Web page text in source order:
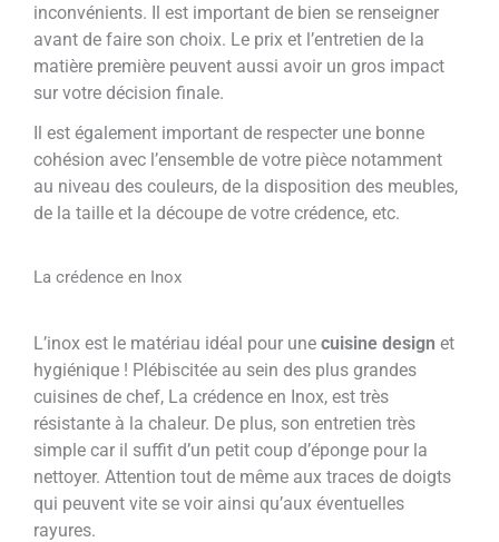
inconvénients. Il est important de bien se renseigner
avant de faire son choix. Le prix et l’entretien de la
matière première peuvent aussi avoir un gros impact
sur votre décision finale.
Il est également important de respecter une bonne
cohésion avec l’ensemble de votre pièce notamment
au niveau des couleurs, de la disposition des meubles,
de la taille et la découpe de votre crédence, etc.
La crédence en Inox
L’inox est le matériau idéal pour une cuisine design et
hygiénique ! Plébiscitée au sein des plus grandes
cuisines de chef, La crédence en Inox, est très
résistante à la chaleur. De plus, son entretien très
simple car il suffit d’un petit coup d’éponge pour la
nettoyer. Attention tout de même aux traces de doigts
qui peuvent vite se voir ainsi qu’aux éventuelles
rayures.